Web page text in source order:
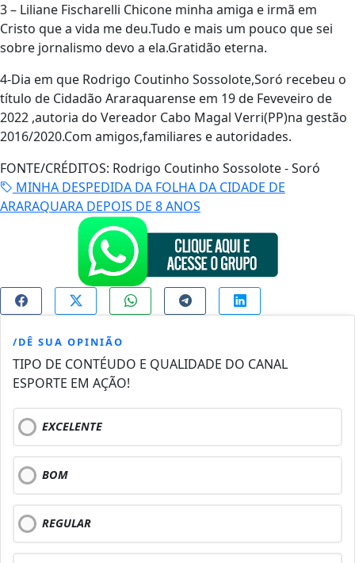
3 – Liliane Fischarelli Chicone minha amiga e irmã em
Cristo que a vida me deu.Tudo e mais um pouco que sei
sobre jornalismo devo a ela.Gratidão eterna.
4-Dia em que Rodrigo Coutinho Sossolote,Soró recebeu o
título de Cidadão Araraquarense em 19 de Feveveiro de
2022 ,autoria do Vereador Cabo Magal Verri(PP)na gestão
2016/2020.Com amigos,familiares e autoridades.
FONTE/CRÉDITOS: Rodrigo Coutinho Sossolote - Soró
MINHA DESPEDIDA DA FOLHA DA CIDADE DE
ARARAQUARA DEPOIS DE 8 ANOS
/DÊ SUA OPINIÃO
TIPO DE CONTÉUDO E QUALIDADE DO CANAL
ESPORTE EM AÇÃO!
EXCELENTE
BOM
REGULAR